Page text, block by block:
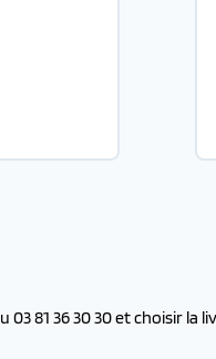
81 36 30 30 et choisir la